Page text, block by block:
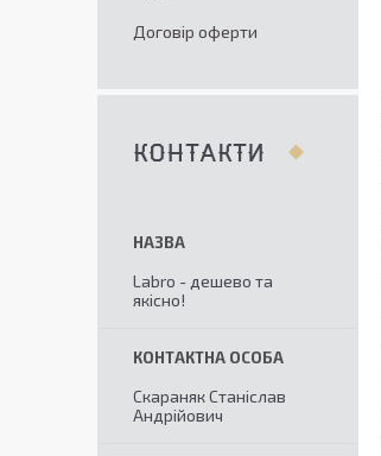
Договір оферти
КОНТАКТИ
Labro - дешево та
якісно!
Скараняк Станіслав
Андрійович